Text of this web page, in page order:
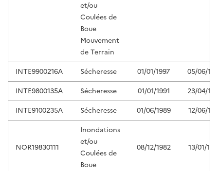
et/ou
Coulées de
Boue
Mouvement
de Terrain
INTE9900216A Sécheresse 01/01/1997
05/06/
INTE9800135A
Sécheresse 01/01/1991
23/04/
INTE9100235A
Sécheresse 01/06/1989 12/06/
NOR19830111
Inondations
et/ou
Coulées de
Boue
08/12/1982 13/01/